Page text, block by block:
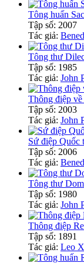
Tông huấn
Tập số: 2007
Tác giả:
Tông thư
Tập số: 1985
Tác giả: John
Thông điệp
Tập số: 2003
Tác giả: John
Sứ điệp Quốc
Tập số: 2006
Tác giả:
Tông thư
Tập số: 1980
Tác giả: John
Thông điệp
Tập số: 1891
Tác giả: Leo